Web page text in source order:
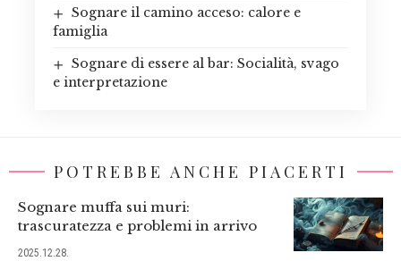
Sognare il camino acceso: calore e
famiglia
Sognare di essere al bar: Socialità, svago
e interpretazione
POTREBBE ANCHE PIACERTI
Sognare muffa sui muri:
trascuratezza e problemi in arrivo
2025.12.28.